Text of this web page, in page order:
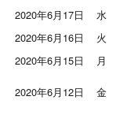
2020年6月17日
水
2020年6月16日
火
2020年6月15日
月
2020年6月12日 金